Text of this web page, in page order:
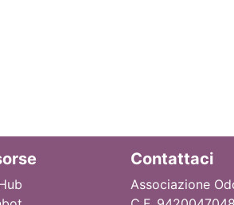
Contattaci
Associazione